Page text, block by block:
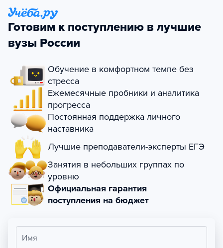
Готовим к поступлению в лучшие
вузы России
Обучение в комфортном темпе без
стресса
Ежемесячные пробники и аналитика
прогресса
Постоянная поддержка личного
наставника
Лучшие преподаватели-эксперты ЕГЭ
Занятия в небольших группах по
уровню
Официальная гарантия
поступления на бюджет
Имя